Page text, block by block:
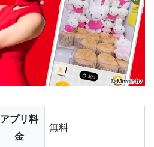
アプリ料
金
無料